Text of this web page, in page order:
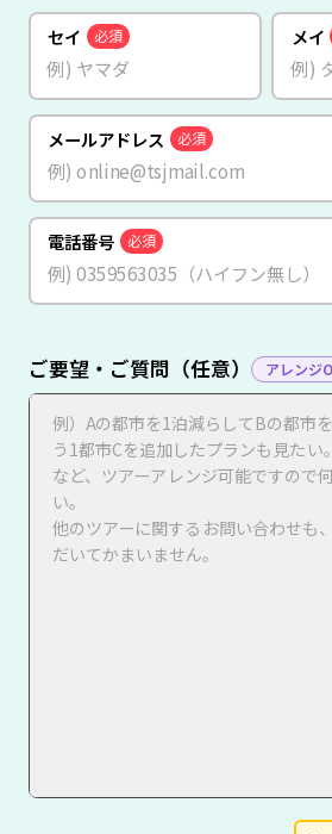
セイ 必須 メイ
メールアドレス 必須
電話番号 必須
ご要望・ご質問（任意） アレンジ